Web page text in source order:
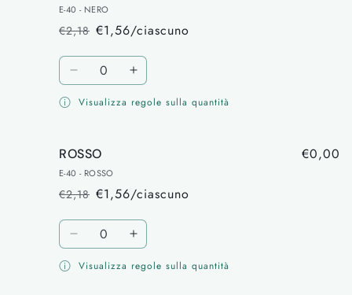
E-40 - NERO
Prezzo
di
listino
€2,18
Prezzo
scontato
€1,56/ciascuno
Quantità
Diminuisci
per
Aumenta
per
Visualizza regole sulla quantità
ROSSO
E-40 - ROSSO
Prezzo
di
listino
€2,18
Prezzo
scontato
€1,56/ciascuno
€0,00
Quantità
Diminuisci
per
Aumenta
per
Visualizza regole sulla quantità